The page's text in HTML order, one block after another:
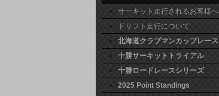
サーキット走行されるお客様へ
ドリフト走行について
北海道クラブマンカップレース
十勝サーキットトライアル
十勝ロードレースシリーズ
2025 Point Standings